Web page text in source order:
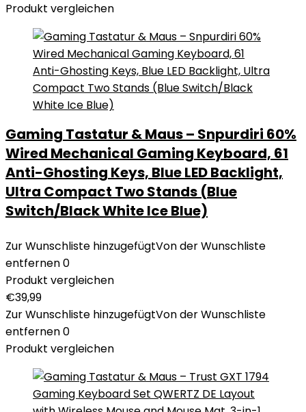
Produkt vergleichen
Gaming Tastatur & Maus – Snpurdiri 60%
Wired Mechanical Gaming Keyboard, 61
Anti-Ghosting Keys, Blue LED Backlight,
Ultra Compact Two Stands (Blue
Switch/Black White Ice Blue)
Zur Wunschliste hinzugefügtVon der Wunschliste
entfernen0
Produkt vergleichen
€39,99
Zur Wunschliste hinzugefügtVon der Wunschliste
entfernen0
Produkt vergleichen